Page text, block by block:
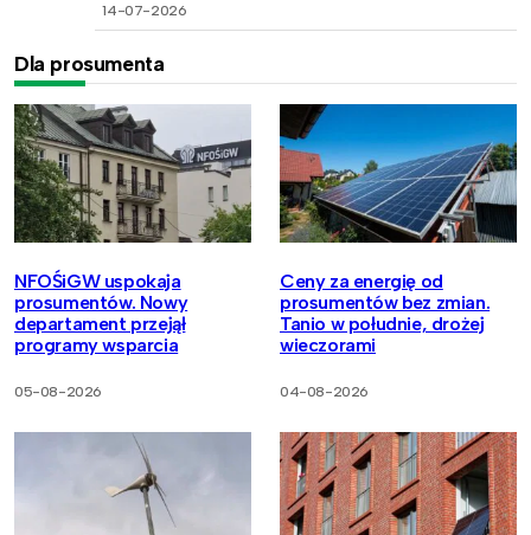
14-07-2026
Dla prosumenta
NFOŚiGW uspokaja
prosumentów. Nowy
departament przejął
programy wsparcia
05-08-2026
Ceny za energię od
prosumentów bez zmian.
Tanio w południe, drożej
wieczorami
04-08-2026